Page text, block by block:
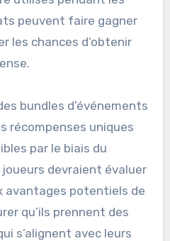
peuvent faire gagner
les chances d’obtenir
bundles d’événements
récompenses uniques
par le biais du
devraient évaluer
avantages potentiels de
qu’ils prennent des
s’alignent avec leurs